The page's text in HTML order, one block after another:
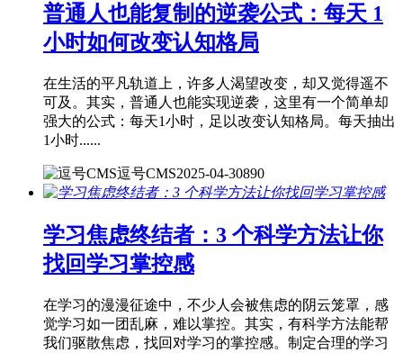
普通人也能复制的逆袭公式：每天 1
小时如何改变认知格局
在生活的平凡轨道上，许多人渴望改变，却又觉得遥不
可及。其实，普通人也能实现逆袭，这里有一个简单却
强大的公式：每天1小时，足以改变认知格局。每天抽出
1小时......
逗号CMS2025-04-30890
学习焦虑终结者：3 个科学方法让你
找回学习掌控感
在学习的漫漫征途中，不少人会被焦虑的阴云笼罩，感
觉学习如一团乱麻，难以掌控。其实，有科学方法能帮
我们驱散焦虑，找回对学习的掌控感。制定合理的学习